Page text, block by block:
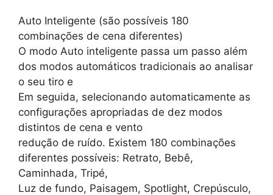
Auto Inteligente (são possíveis 180
combinações de cena diferentes)
O modo Auto inteligente passa um passo além
dos modos automáticos tradicionais ao analisar
o seu tiro e
Em seguida, selecionando automaticamente as
configurações apropriadas de dez modos
distintos de cena e vento
redução de ruído. Existem 180 combinações
diferentes possíveis: Retrato, Bebê,
Caminhada, Tripé,
Luz de fundo, Paisagem, Spotlight, Crepúsculo,